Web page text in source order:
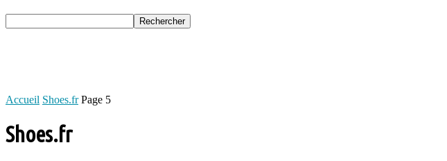
Accueil Shoes.fr Page 5
Shoes.fr